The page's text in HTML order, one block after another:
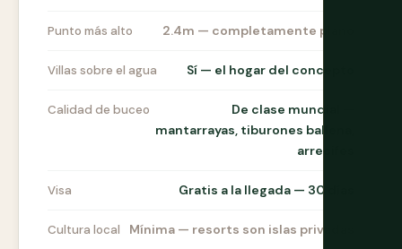
Punto más alto 2.4m — completamente plano
Villas sobre el agua Sí — el hogar del concepto
Calidad de buceo
De clase mundial —
mantarrayas, tiburones ballena,
arrecifes
Visa Gratis a la llegada — 30 días
Cultura local Mínima — resorts son islas privadas